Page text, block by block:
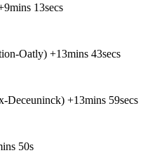
13secs
Oatly) +13mins 43secs
Deceuninck) +13mins 59secs
50s